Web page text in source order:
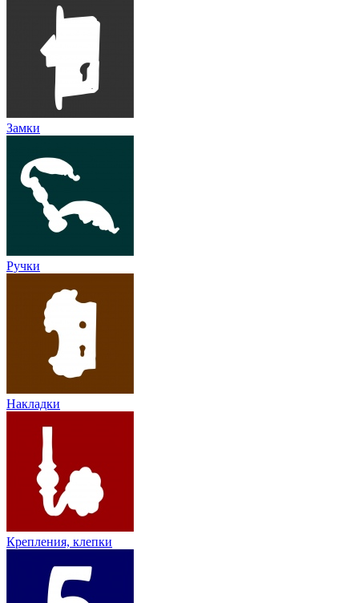
Замки
Ручки
Накладки
Крепления, клепки